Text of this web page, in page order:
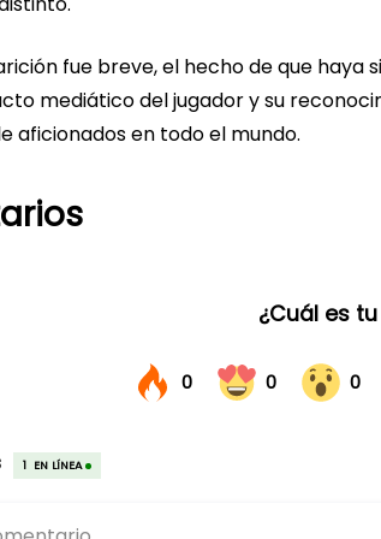
fue breve, el hecho de que
mediático del jugador y su
aficionados en todo el mundo.